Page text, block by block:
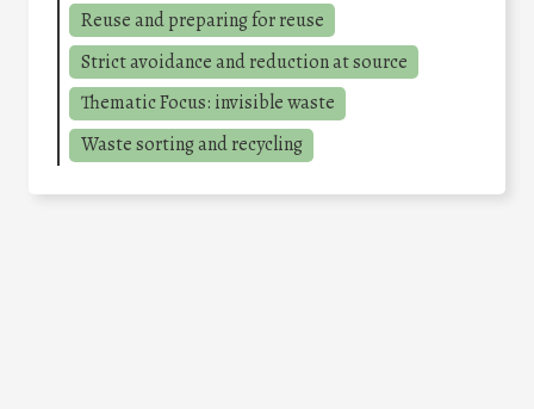
Reuse and preparing for reuse
Strict avoidance and reduction at source
Thematic Focus: invisible waste
Waste sorting and recycling